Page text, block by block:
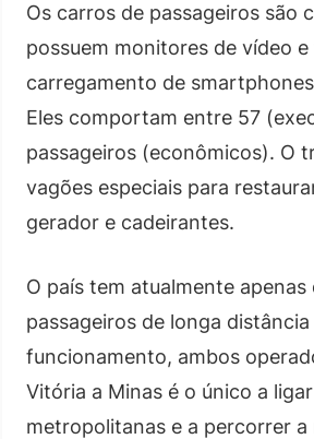
Os carros de passageiros são
possuem monitores de vídeo
carregamento de
Eles comportam entre 57
passageiros (econômicos). O
vagões especiais para
gerador e cadeirantes.
O país tem atualmente
passageiros de longa distância
funcionamento, ambos
Vitória a Minas é o único a
metropolitanas e a percorrer a